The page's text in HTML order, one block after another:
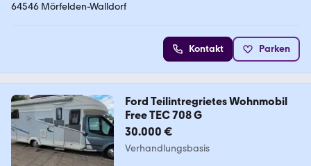
64546 Mörfelden-Walldorf
Kontakt Parken
Ford Teilintregrietes Wohnmobil
Free TEC 708 G
30.000 €
Verhandlungsbasis